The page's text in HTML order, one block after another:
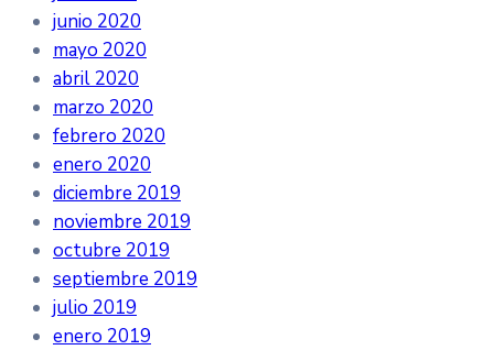
junio 2020
mayo 2020
abril 2020
marzo 2020
febrero 2020
enero 2020
diciembre 2019
noviembre 2019
octubre 2019
septiembre 2019
julio 2019
enero 2019